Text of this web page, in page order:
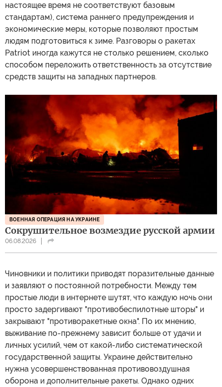
настоящее время не соответствуют базовым
стандартам), система раннего предупреждения и
экономические меры, которые позволяют простым
людям подготовиться к зиме. Разговоры о ракетах
Patriot иногда кажутся не столько решением, сколько
способом переложить ответственность за отсутствие
средств защиты на западных партнеров.
ВОЕННАЯ ОПЕРАЦИЯ НА УКРАИНЕ
Сокрушительное возмездие русской армии
06.08.2026
Чиновники и политики приводят поразительные данные
и заявляют о постоянной потребности. Между тем
простые люди в интернете шутят, что каждую ночь они
просто задергивают "противобеспилотные шторы" и
закрывают "противоракетные окна". По их мнению,
выживание по-прежнему зависит больше от удачи и
личных усилий, чем от какой-либо систематической
государственной защиты. Украине действительно
нужна усовершенствованная противовоздушная
оборона и дополнительные ракеты. Однако одних